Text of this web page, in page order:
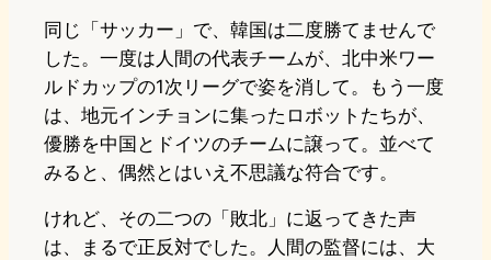
同じ「サッカー」で、韓国は二度勝てませんで
した。一度は人間の代表チームが、北中米ワー
ルドカップの1次リーグで姿を消して。もう一度
は、地元インチョンに集ったロボットたちが、
優勝を中国とドイツのチームに譲って。並べて
みると、偶然とはいえ不思議な符合です。
けれど、その二つの「敗北」に返ってきた声
は、まるで正反対でした。人間の監督には、大